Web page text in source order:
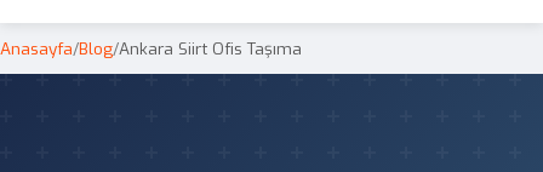
Anasayfa/Blog/Ankara Siirt Ofis Taşıma